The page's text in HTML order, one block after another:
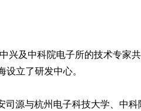
及中科院电子所的技术专家
立了研发中心。
源与杭州电子科技大学、中